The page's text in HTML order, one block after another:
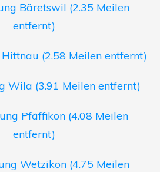
Bäretswil (2.35 Meilen
entfernt)
(2.58 Meilen entfernt)
Wila (3.91 Meilen entfernt)
Pfäffikon (4.08 Meilen
entfernt)
Wetzikon (4.75 Meilen